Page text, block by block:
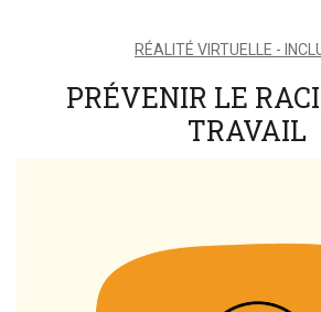
RÉALITÉ VIRTUELLE -
PRÉVENIR LE
TRAVAIL